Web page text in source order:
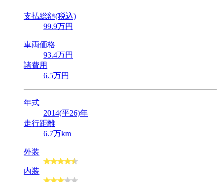
支払総額(税込)
99.9万円
車両価格
93.4万円
諸費用
6.5万円
年式
2014(平26)年
走行距離
6.7万km
外装
内装